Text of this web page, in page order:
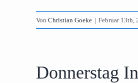
Von Christian Goeke | Februar 13th,
Donnerstag